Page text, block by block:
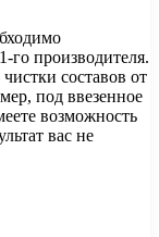
го производителя.
составов от
под ввезенное
возможность
вас не